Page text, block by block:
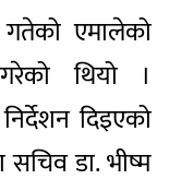
गतेको एमालेको
थियो ।
दिइएको
डा. भीष्म